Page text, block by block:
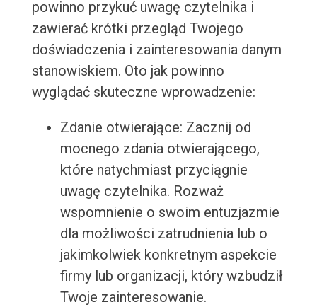
powinno przykuć uwagę czytelnika i
zawierać krótki przegląd Twojego
doświadczenia i zainteresowania danym
stanowiskiem. Oto jak powinno
wyglądać skuteczne wprowadzenie:
Zdanie otwierające: Zacznij od
mocnego zdania otwierającego,
które natychmiast przyciągnie
uwagę czytelnika. Rozważ
wspomnienie o swoim entuzjazmie
dla możliwości zatrudnienia lub o
jakimkolwiek konkretnym aspekcie
firmy lub organizacji, który wzbudził
Twoje zainteresowanie.